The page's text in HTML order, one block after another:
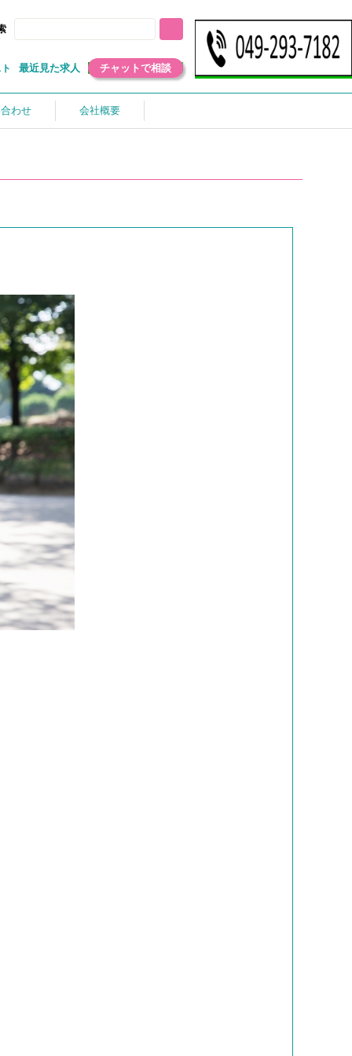
最近見た求人 チャットで相談
わせ 会社概要